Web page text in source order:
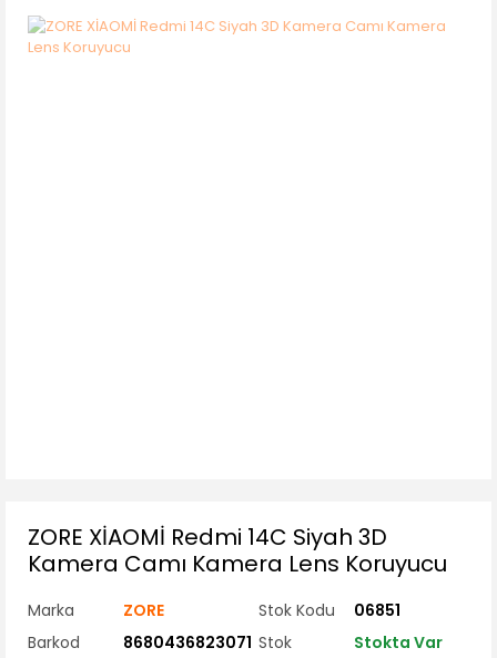
ZORE XİAOMİ Redmi 14C Siyah 3D
Kamera Camı Kamera Lens Koruyucu
Marka ZORE Stok Kodu
06851
Barkod
8680436823071 Stok Stokta Var